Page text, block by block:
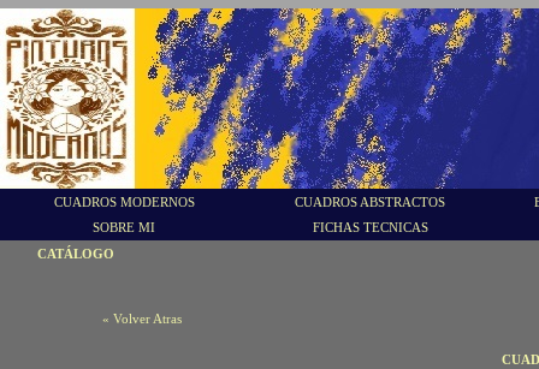
CUADROS MODERNOS CUADROS ABSTRACTOS
SOBRE MI
FICHAS TECNICAS
CATÁLOGO
« Volver Atras